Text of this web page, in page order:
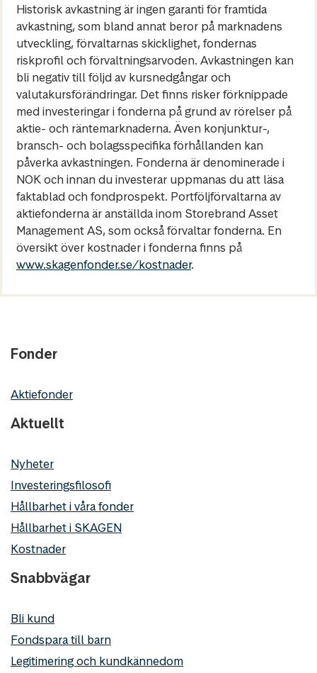
Historisk avkastning är ingen garanti för framtida
avkastning, som bland annat beror på marknadens
utveckling, förvaltarnas skicklighet, fondernas
riskprofil och förvaltningsarvoden. Avkastningen kan
bli negativ till följd av kursnedgångar och
valutakursförändringar. Det finns risker förknippade
med investeringar i fonderna på grund av rörelser på
aktie- och räntemarknaderna. Även konjunktur-,
bransch- och bolagsspecifika förhållanden kan
påverka avkastningen. Fonderna är denominerade i
NOK och innan du investerar uppmanas du att läsa
faktablad och fondprospekt. Portföljförvaltarna av
aktiefonderna är anställda inom Storebrand Asset
Management AS, som också förvaltar fonderna. En
översikt över kostnader i fonderna finns på
www.skagenfonder.se/kostnader.
Fonder
Aktiefonder
Aktuellt
Nyheter
Investeringsfilosofi
Hållbarhet i våra fonder
Hållbarhet i SKAGEN
Kostnader
Snabbvägar
Bli kund
Fondspara till barn
Legitimering och kundkännedom